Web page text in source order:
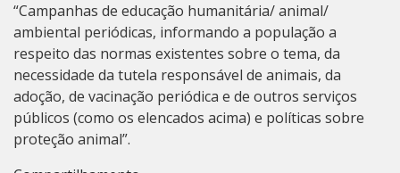
“Campanhas de educação humanitária/ animal/
ambiental periódicas, informando a população a
respeito das normas existentes sobre o tema, da
necessidade da tutela responsável de animais, da
adoção, de vacinação periódica e de outros serviços
públicos (como os elencados acima) e políticas sobre
proteção animal”.